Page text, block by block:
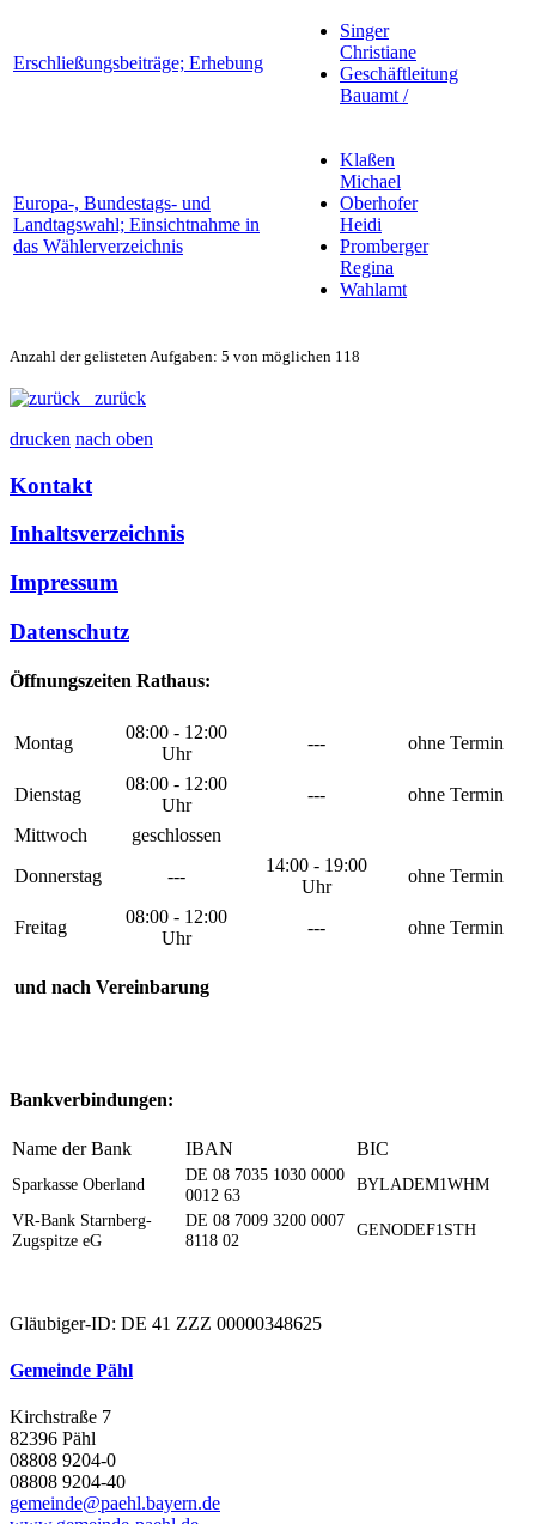
Erschließungsbeiträge; Erhebung
Singer
Christiane
Geschäftleitung
Bauamt /
Europa-, Bundestags- und
Landtagswahl; Einsichtnahme in
das Wählerverzeichnis
Klaßen
Michael
Oberhofer
Heidi
Promberger
Regina
Wahlamt
Anzahl der gelisteten Aufgaben: 5 von möglichen 118
zurück
drucken nach oben
Kontakt
Inhaltsverzeichnis
Impressum
Datenschutz
Öffnungszeiten Rathaus:
Montag
08:00 - 12:00
Uhr
--- ohne Termin
Dienstag
08:00 - 12:00
Uhr
---
ohne Termin
Mittwoch
geschlossen
Donnerstag
---
14:00 - 19:00
Uhr
ohne Termin
Freitag
08:00 - 12:00
Uhr
--- ohne Termin
und nach Vereinbarung
Bankverbindungen:
Name der Bank IBAN BIC
Sparkasse Oberland
DE 08 7035 1030 0000
0012 63
BYLADEM1WHM
VR-Bank Starnberg-
Zugspitze eG
DE 08 7009 3200 0007
8118 02
GENODEF1STH
Gläubiger-ID: DE 41 ZZZ 00000348625
Gemeinde Pähl
Kirchstraße 7
82396 Pähl
08808 9204-0
08808 9204-40
gemeinde@paehl.bayern.de